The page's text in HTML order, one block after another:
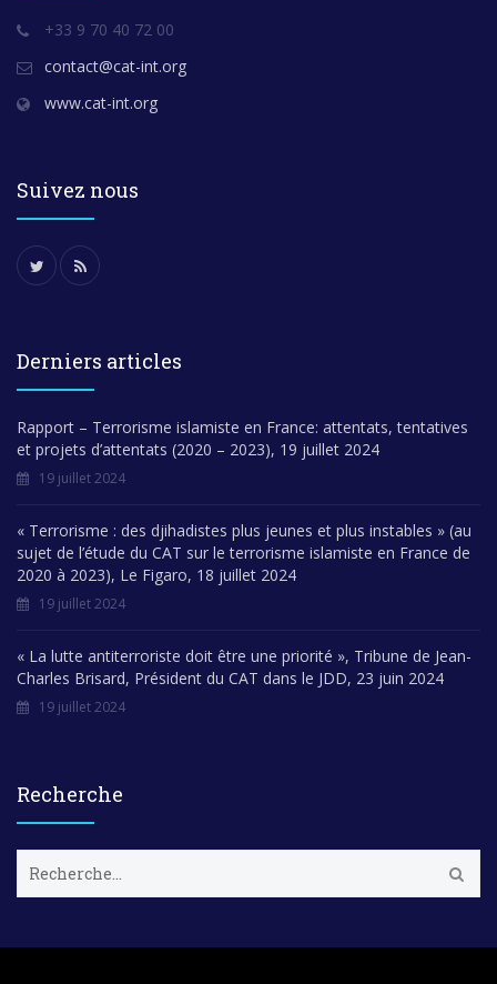
+33 9 70 40 72 00
contact@cat-int.org
www.cat-int.org
Suivez nous
Derniers articles
Rapport – Terrorisme islamiste en France: attentats, tentatives
et projets d’attentats (2020 – 2023), 19 juillet 2024
19 juillet 2024
« Terrorisme : des djihadistes plus jeunes et plus instables » (au
sujet de l’étude du CAT sur le terrorisme islamiste en France de
2020 à 2023), Le Figaro, 18 juillet 2024
19 juillet 2024
« La lutte antiterroriste doit être une priorité », Tribune de Jean-
Charles Brisard, Président du CAT dans le JDD, 23 juin 2024
19 juillet 2024
Recherche
c
e